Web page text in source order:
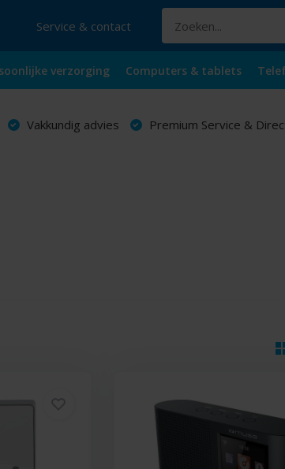
Service & contact
verzorging Computers & tablets
Vakkundig advies Premium Service &